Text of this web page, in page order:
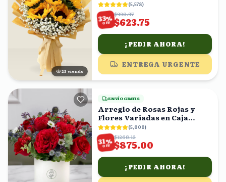
24 viendo
(5,578)
33%
OFF
$930.97
$623.75
¡PEDIR AHORA!
ENTREGA URGENTE
ENVÍO GRATIS
Arreglo de Rosas Rojas y
Flores Variadas en Caja
Blanca
(5,000)
31%
OFF
$1268.12
$875.00
¡PEDIR AHORA!